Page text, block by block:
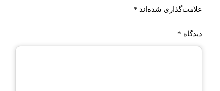
علامت‌گذاری شده‌اند *
دیدگاه *